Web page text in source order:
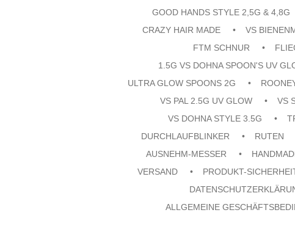
GOOD HANDS STYLE 2,5G & 4,8G
CRAZY HAIR MADE
VS
FTM SCHNUR
1.5G VS DOHNA SPOON'S UV
ULTRA GLOW SPOONS 2G
VS PAL 2.5G UV GLOW
VS
VS DOHNA STYLE 3.5G
DURCHLAUFBLINKER
RUTEN
AUSNEHM-MESSER
VERSAND
PRODUKT-
ALLGEMEINE